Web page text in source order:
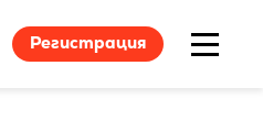
Регистрация